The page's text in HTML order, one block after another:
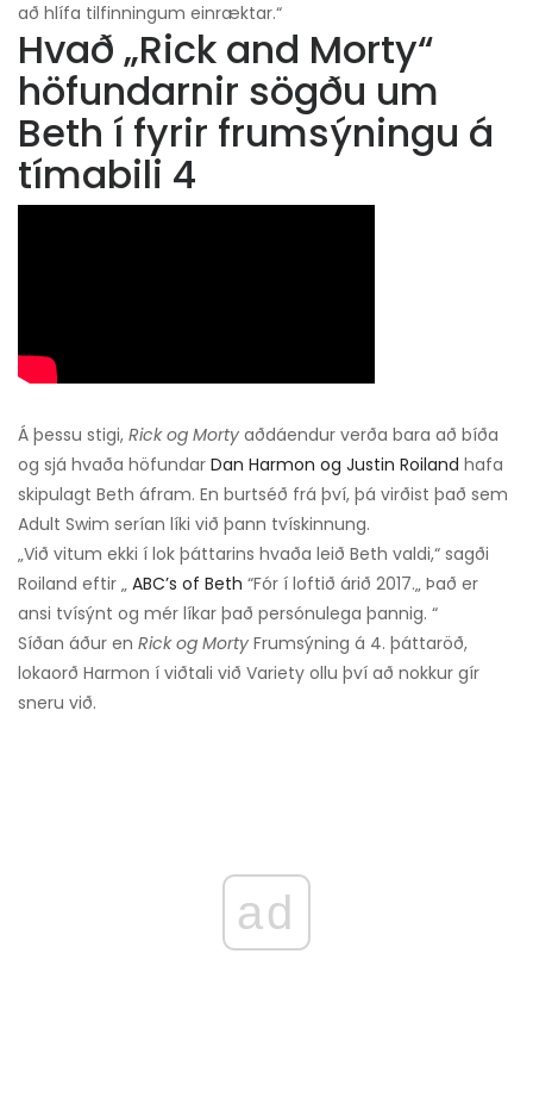
að hlífa tilfinningum einræktar.“
Hvað „Rick and Morty“
höfundarnir sögðu um
Beth í fyrir frumsýningu á
tímabili 4
Á þessu stigi, Rick og Morty aðdáendur verða bara að bíða
og sjá hvaða höfundar Dan Harmon og Justin Roiland hafa
skipulagt Beth áfram. En burtséð frá því, þá virðist það sem
Adult Swim serían líki við þann tvískinnung.
„Við vitum ekki í lok þáttarins hvaða leið Beth valdi,“ sagði
Roiland eftir „ ABC’s of Beth “Fór í loftið árið 2017.„ Það er
ansi tvísýnt og mér líkar það persónulega þannig. “
Síðan áður en Rick og Morty Frumsýning á 4. þáttaröð,
lokaorð Harmon í viðtali við Variety ollu því að nokkur gír
sneru við.
ad